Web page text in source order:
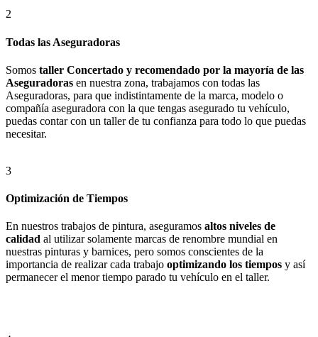
2
Todas las Aseguradoras
Somos taller Concertado y recomendado por la mayoría de las
Aseguradoras en nuestra zona, trabajamos con todas las
Aseguradoras, para que indistintamente de la marca, modelo o
compañía aseguradora con la que tengas asegurado tu vehículo,
puedas contar con un taller de tu confianza para todo lo que puedas
necesitar.
3
Optimización de Tiempos
En nuestros trabajos de pintura, aseguramos altos niveles de
calidad al utilizar solamente marcas de renombre mundial en
nuestras pinturas y barnices, pero somos conscientes de la
importancia de realizar cada trabajo optimizando los tiempos y así
permanecer el menor tiempo parado tu vehículo en el taller.